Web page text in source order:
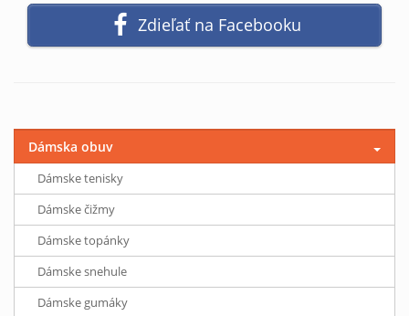
Zdieľať na Facebooku
Dámska obuv
Dámske tenisky
Dámske čižmy
Dámske topánky
Dámske snehule
Dámske gumáky